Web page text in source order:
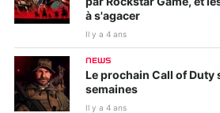
à s'agacer
Il y a 4 ans
NEWS
Le prochain Call of Duty
semaines
Il y a 4 ans